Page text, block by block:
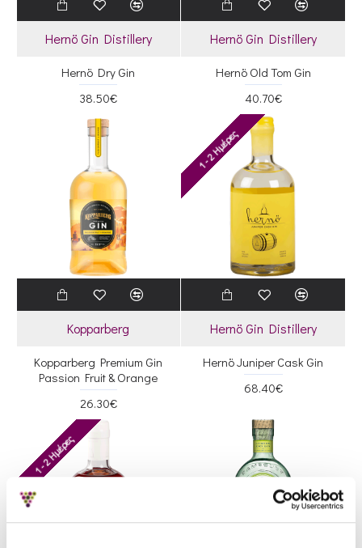
Hernö Gin Distillery
Hernö Dry Gin
38.50€
Hernö Gin Distillery
Hernö Old Tom Gin
40.70€
Kopparberg
Kopparberg Premium Gin
Passion Fruit & Orange
26.30€
1 - 2 Ημέρες
Hernö Gin Distillery
Hernö Juniper Cask Gin
68.40€
1 - 2 Ημέρες